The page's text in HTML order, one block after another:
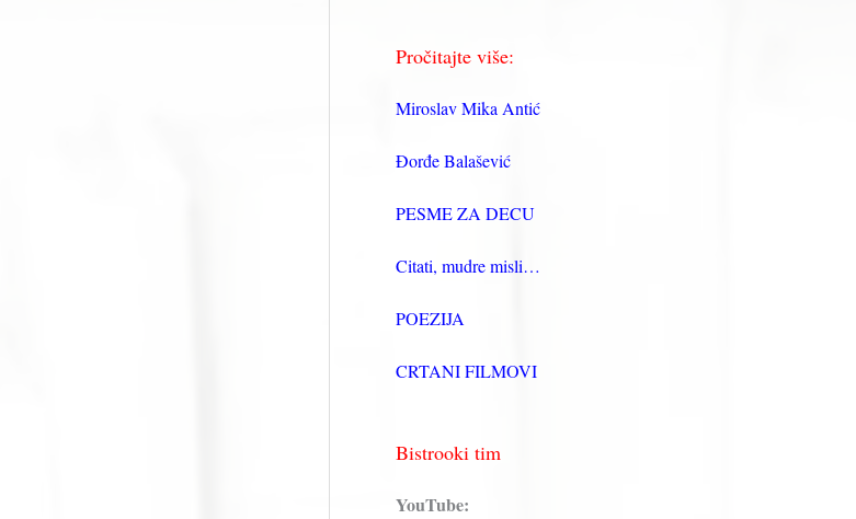
Pročitajte više:
Miroslav Mika Antić
Đorđe Balašević
PESME ZA DECU
Citati, mudre misli…
POEZIJA
CRTANI FILMOVI
Bistrooki tim
YouTube: